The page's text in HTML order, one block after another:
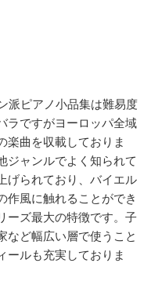
派ピアノ小品集は難易度
ラですがヨーロッパ全域
楽曲を収載しておりま
ジャンルでよく知られて
げられており、バイエル
作風に触れることができ
ーズ最大の特徴です。子
など幅広い層で使うこと
ールも充実しておりま